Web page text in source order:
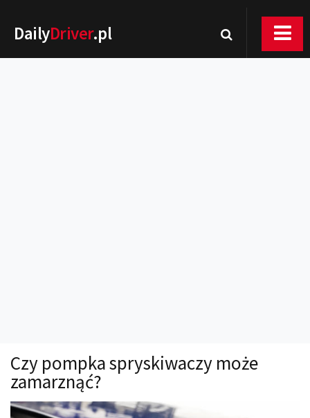
DailyDriver.pl
Technika jazdy
Oświetlenie
Kalkulatory
Czy pompka spryskiwaczy może
zamarznąć?